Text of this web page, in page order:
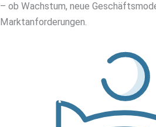
– ob Wachstum, neue
Marktanforderungen.